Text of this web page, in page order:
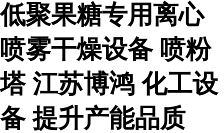
低聚果糖专用离心
喷雾干燥设备 喷粉
塔 江苏博鸿 化工设
备 提升产能品质